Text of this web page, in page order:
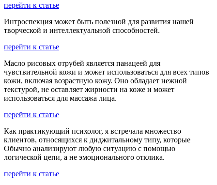
перейти к статье
Интроспекция может быть полезной для развития нашей
творческой и интеллектуальной способностей.
перейти к статье
Масло рисовых отрубей является панацеей для
чувствительной кожи и может использоваться для всех типов
кожи, включая возрастную кожу. Оно обладает нежной
текстурой, не оставляет жирности на коже и может
использоваться для массажа лица.
перейти к статье
Как практикующий психолог, я встречала множество
клиентов, относящихся к диджитальному типу, которые
Обычно анализируют любую ситуацию с помощью
логической цепи, а не эмоционального отклика.
перейти к статье